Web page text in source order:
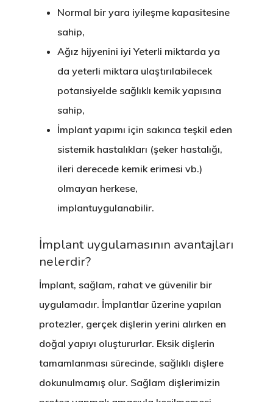
Normal bir yara iyileşme kapasitesine
sahip,
Ağız hijyenini iyi Yeterli miktarda ya
da yeterli miktara ulaştırılabilecek
potansiyelde sağlıklı kemik yapısına
sahip,
İmplant yapımı için sakınca teşkil eden
sistemik hastalıkları (şeker hastalığı,
ileri derecede kemik erimesi vb.)
olmayan herkese,
implantuygulanabilir.
İmplant uygulamasının avantajları
nelerdir?
İmplant, sağlam, rahat ve güvenilir bir
uygulamadır. İmplantlar üzerine yapılan
protezler, gerçek dişlerin yerini alırken en
doğal yapıyı oluştururlar. Eksik dişlerin
tamamlanması sürecinde, sağlıklı dişlere
dokunulmamış olur. Sağlam dişlerimizin